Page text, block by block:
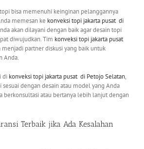
bisa memenuhi keinginan pelanggannya
memesan ke konveksi topi jakarta pusat di
akan dilayani dengan baik agar desain topi
diwujudkan. Tim konveksi topi jakarta pusat
menjadi partner diskusi yang baik untuk
Anda.
di konveksi topi jakarta pusat di Petojo Selatan,
dengan desain atau model yang Anda
berkonsultasi atau bertanya lebih lanjut dengan
Terbaik jika Ada Kesalahan